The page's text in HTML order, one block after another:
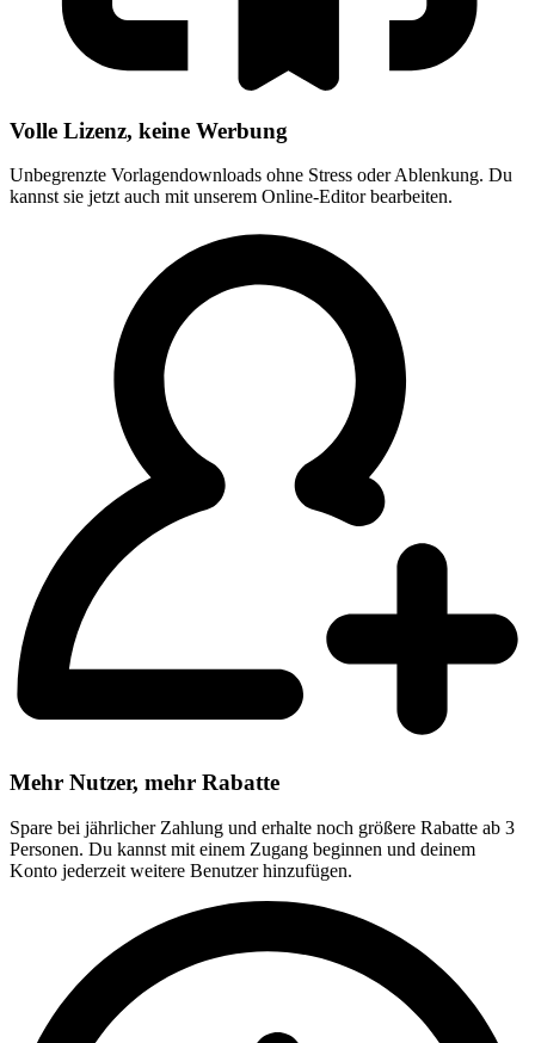
Volle Lizenz, keine Werbung
Unbegrenzte Vorlagendownloads ohne Stress oder Ablenkung. Du
kannst sie jetzt auch mit unserem Online-Editor bearbeiten.
Mehr Nutzer, mehr Rabatte
Spare bei jährlicher Zahlung und erhalte noch größere Rabatte ab 3
Personen. Du kannst mit einem Zugang beginnen und deinem
Konto jederzeit weitere Benutzer hinzufügen.